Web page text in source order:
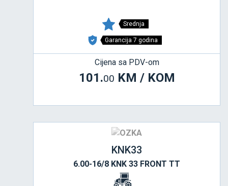
Srednja
Garancija 7 godina
Cijena sa PDV-om
101.00 KM / KOM
KNK33
6.00-16/8 KNK 33 FRONT TT